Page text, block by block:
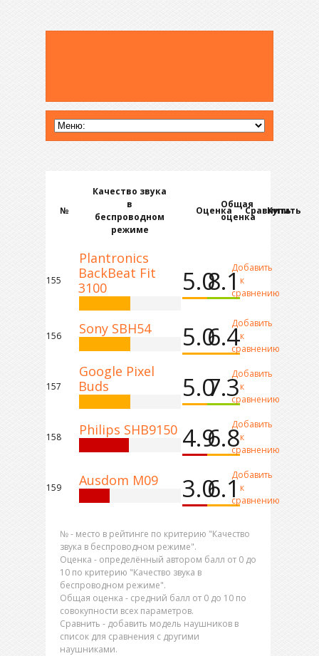
№
Качество звука
в
беспроводном
режиме
Оценка
Общая
оценка
Сравнить
Купить
155
Plantronics
BackBeat Fit
3100
5.08.1Добавить
к
сравнению
156 Sony SBH54 5.06.4Добавить
к
сравнению
157
Google Pixel
Buds
5.07.3Добавить
к
сравнению
158 Philips SHB9150 4.96.8Добавить
к
сравнению
159 Ausdom M09 3.06.1Добавить
к
сравнению
№ - место в рейтинге по критерию "Качество
звука в беспроводном режиме".
Оценка - определённый автором балл от 0 до
10 по критерию "Качество звука в
беспроводном режиме".
Общая оценка - средний балл от 0 до 10 по
совокупности всех параметров.
Сравнить - добавить модель наушников в
список для сравнения с другими
наушниками.